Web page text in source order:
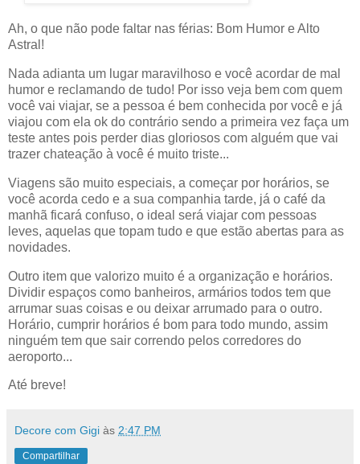
Ah, o que não pode faltar nas férias: Bom Humor e Alto
Astral!
Nada adianta um lugar maravilhoso e você acordar de mal
humor e reclamando de tudo! Por isso veja bem com quem
você vai viajar, se a pessoa é bem conhecida por você e já
viajou com ela ok do contrário sendo a primeira vez faça um
teste antes pois perder dias gloriosos com alguém que vai
trazer chateação à você é muito triste...
Viagens são muito especiais, a começar por horários, se
você acorda cedo e a sua companhia tarde, já o café da
manhã ficará confuso, o ideal será viajar com pessoas
leves, aquelas que topam tudo e que estão abertas para as
novidades.
Outro item que valorizo muito é a organização e horários.
Dividir espaços como banheiros, armários todos tem que
arrumar suas coisas e ou deixar arrumado para o outro.
Horário, cumprir horários é bom para todo mundo, assim
ninguém tem que sair correndo pelos corredores do
aeroporto...
Até breve!
Decore com Gigi às 2:47 PM
Compartilhar